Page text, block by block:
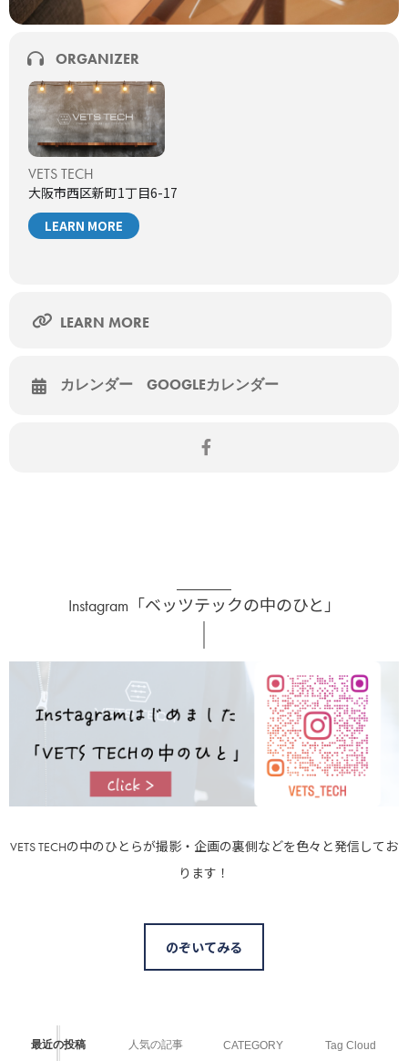
信料は別途かかります。
※視聴URLはセミナー開催前日12時、当日開始60分前にお申し込
※今回は配布資料はアンケート回答者様に無料で配布いたしま
す。
セミナーの詳細・申込はこちら
ORGANIZER
VETS TECH
大阪市西区新町1丁目6-17
LEARN MORE
LEARN MORE
カレンダー GOOGLEカレンダー
Instagram「ベッツテックの中のひと」
VETS TECHの中のひとらが撮影・企画の裏側などを色々と発信してお
ります！
のぞいてみる
最近の投稿 人気の記事 CATEGORY Tag Cloud